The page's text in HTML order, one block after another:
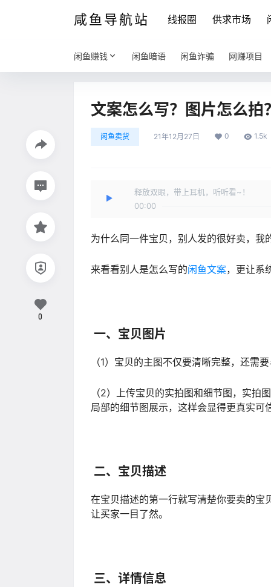
咸鱼导航站 线报圈 供求市场
闲鱼赚钱 闲鱼暗语 闲鱼诈骗 网赚项目
文案怎么写？图片怎么
闲鱼卖货 21年12月27日 0 1.5k
释放双眼，带上耳机，听听看~！
00:00
为什么同一件宝贝，别人发的很好卖，
来看看别人是怎么写的闲鱼文案，更让系
一、宝贝图片
（1）宝贝的主图不仅要清晰完整，还需
（2）上传宝贝的实拍图和细节图，实拍
局部的细节图展示，这样会显得更真实可信
二、宝贝描述
在宝贝描述的第一行就写清楚你要卖的
让买家一目了然。
三、详情信息
0